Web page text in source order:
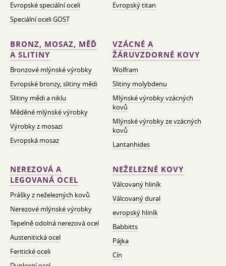
Evropské speciální oceli
Speciální oceli GOST
Evropský titan
BRONZ, MOSAZ, MĚĎ
A SLITINY
Bronzové mlýnské výrobky
Evropské bronzy, slitiny mědi
Slitiny mědi a niklu
Měděné mlýnské výrobky
Výrobky z mosazi
Evropská mosaz
VZÁCNÉ A
ŽÁRUVZDORNÉ KOVY
Wolfram
Slitiny molybdenu
Mlýnské výrobky vzácných
kovů
Mlýnské výrobky ze vzácných
kovů
Lantanhides
NEREZOVÁ A
LEGOVANÁ OCEL
Prášky z neželezných kovů
Nerezové mlýnské výrobky
Tepelně odolná nerezová ocel
Austenitická ocel
Feritické oceli
NEŽELEZNÉ KOVY
Válcovaný hliník
Válcovaný dural
evropský hliník
Babbitts
Pájka
Cín